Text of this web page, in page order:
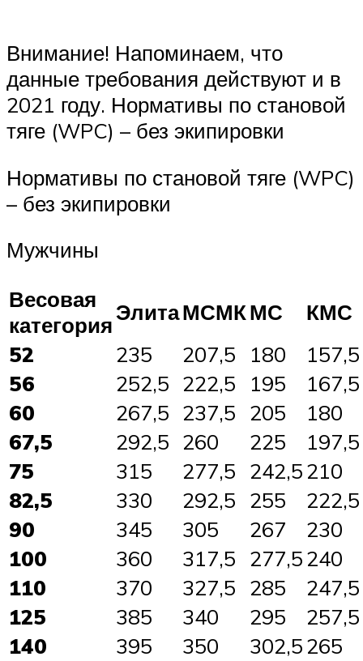
Внимание! Напоминаем, что
данные требования действуют и в
2021 году. Нормативы по становой
тяге (WPC) – без экипировки
Нормативы по становой тяге (WPC)
– без экипировки
Мужчины
Весовая
категорияЭлитаМСМКМС
КМС
52
235 207,5 180
157,5
56
252,5 222,5 195
167,5
60
267,5 237,5 205
180
67,5
292,5 260 225
197,5
75
315 277,5 242,5210
82,5
330 292,5 255
222,5
90
345 305 267
230
100
360 317,5 277,5240
110
370 327,5 285
247,5
125
385 340 295
257,5
140
395 350 302,5265